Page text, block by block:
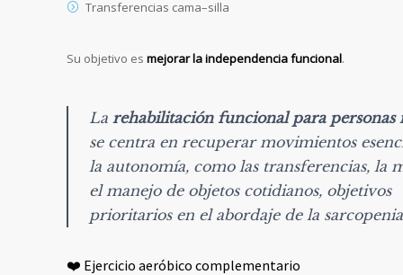
Transferencias cama–silla
Su objetivo es mejorar la independencia funcional.
La rehabilitación funcional para personas
se centra en recuperar movimientos
la autonomía, como las transferencias, la
el manejo de objetos cotidianos, objetivos
prioritarios en el abordaje de la
❤️ Ejercicio aeróbico complementario